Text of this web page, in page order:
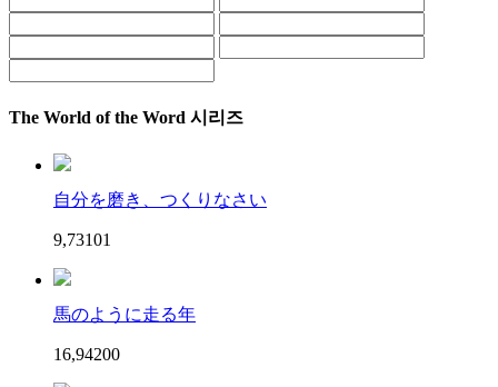
The World of the Word 시리즈
自分を磨き、つくりなさい
9,73101
馬のように走る年
16,94200